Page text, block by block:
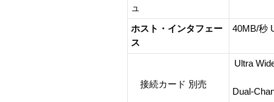
ュ
ホスト・インタフェー
ス
40MB/秒
接続カード 別売
Ultra
Dual-